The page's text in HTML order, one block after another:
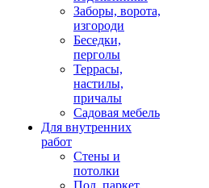
Заборы, ворота,
изгороди
Беседки,
перголы
Террасы,
настилы,
причалы
Садовая мебель
Для внутренних
работ
Стены и
потолки
Пол, паркет,